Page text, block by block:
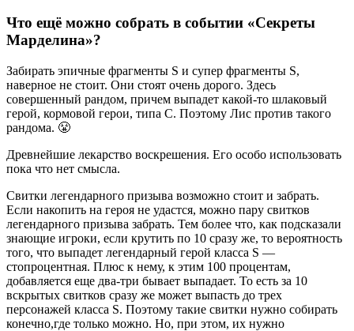
Что ещё можно собрать в событии «Секреты
Марделина»?
Забирать эпичные фрагменты S и супер фрагменты S,
наверное не стоит. Они стоят очень дорого. Здесь
совершенный рандом, причем выпадет какой-то шлаковый
герой, кормовой герои, типа C. Поэтому Лис против такого
рандома. 😤
Древнейшие лекарство воскрешения. Его особо использовать
пока что нет смысла.
Свитки легендарного призыва возможно стоит и забрать.
Если накопить на героя не удастся, можно пару свитков
легендарного призыва забрать. Тем более что, как подсказали
знающие игроки, если крутить по 10 сразу же, то вероятность
того, что выпадет легендарный герой класса S —
стопроцентная. Плюс к нему, к этим 100 процентам,
добавляется еще два-три бывает выпадает. То есть за 10
вскрытых свитков сразу же может выпасть до трех
персонажей класса S. Поэтому такие свитки нужно собирать
конечно,где только можно. Но, при этом, их нужно